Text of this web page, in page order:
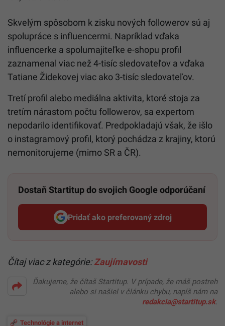
Skvelým spôsobom k zisku nových followerov sú aj
spolupráce s influencermi. Napríklad vďaka
influencerke a spolumajiteľke e-shopu profil
zaznamenal viac než 4-tisíc sledovateľov a vďaka
Tatiane Židekovej viac ako 3-tisíc sledovateľov.
Tretí profil alebo mediálna aktivita, ktoré stoja za
tretím nárastom počtu followerov, sa expertom
nepodarilo identifikovať. Predpokladajú však, že išlo
o instagramový profil, ktorý pochádza z krajiny, ktorú
nemonitorujeme (mimo SR a ČR).
Dostaň Startitup do svojich Google odporúčaní
Pridať ako preferovaný zdroj
Startitup, odkaz sa otvorí v
Čítaj viac z kategórie:Zaujímavosti
Ďakujeme, že čítaš Startitup. V prípade, že máš postreh
alebo si našiel v článku chybu, napíš nám na
redakcia@startitup.sk.
Technológie a internet